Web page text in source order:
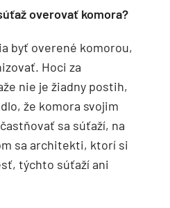
overovať komora?
byť overené komorou,
Hoci za
nie je žiadny postih,
že komora svojim
sa súťaží, na
sa architekti, ktorí si
týchto súťaží ani